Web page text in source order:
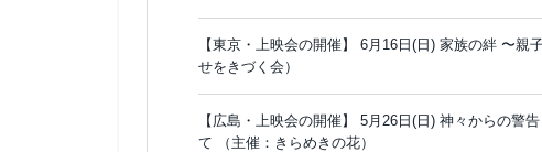
【東京・上映会の開催】 6月16日(日) 家族の絆 〜
せをきづく会）
【広島・上映会の開催】 5月26日(日) 神々からの
て （主催：きらめきの花）